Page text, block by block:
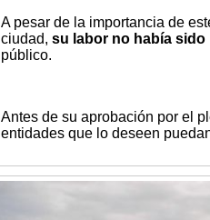
A pesar de la importancia de
ciudad, su labor no había
público.
Antes de su aprobación por el
entidades que lo deseen